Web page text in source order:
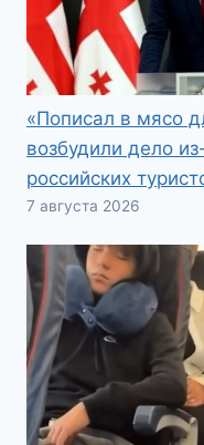
«Пописал в мясо
возбудили дело
российских
7 августа 2026